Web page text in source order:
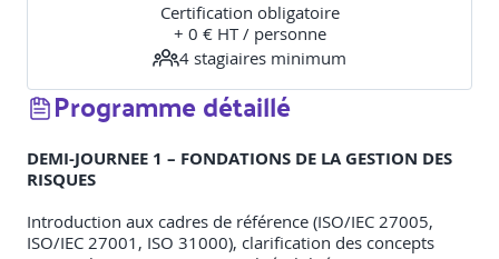
Certification obligatoire
+ 0 € HT / personne
4 stagiaires minimum
Programme détaillé
DEMI-JOURNEE 1 – FONDATIONS DE LA GESTION DES
RISQUES
Introduction aux cadres de référence (ISO/IEC 27005,
ISO/IEC 27001, ISO 31000), clarification des concepts